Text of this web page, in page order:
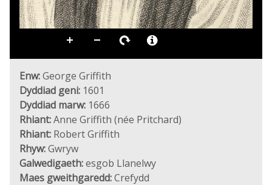
Enw:George Griffith
Dyddiad geni: 1601
Dyddiad marw: 1666
Rhiant:Anne Griffith (née Pritchard)
Rhiant: Robert Griffith
Rhyw:Gwryw
Galwedigaeth:esgob Llanelwy
Maes gweithgaredd:Crefydd